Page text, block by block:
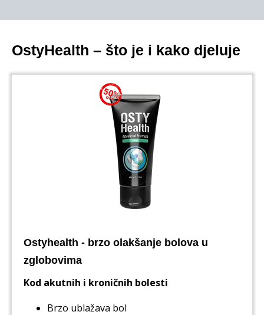
OstyHealth – što je i kako djeluje
Ostyhealth - brzo olakšanje bolova u
zglobovima
Kod akutnih i kroničnih bolesti
Brzo ublažava bol